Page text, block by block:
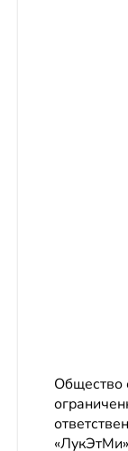
Общество
«ЛукЭтМи»